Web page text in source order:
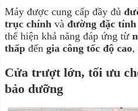
Máy được cung cấp đầy đủ
trục chính và đường đặc tính
thể hiện khả năng đáp ứng từ
thấp đến gia công tốc độ cao,
Cửa trượt lớn, tối ưu
bảo dưỡng